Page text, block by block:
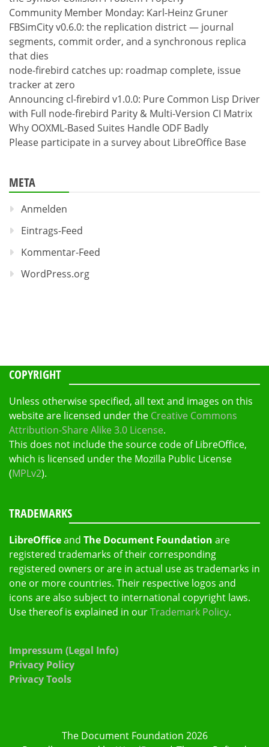
Community Member Monday: Karl-Heinz Gruner
FBSimCity v0.6.0: the replication district — journal
segments, commit order, and a synchronous replica
that dies
node-firebird catches up: roadmap complete, issue
tracker at zero
Announcing cl-firebird v1.0.0: Pure Common Lisp Driver
with Full node-firebird Parity & Multi-Version CI Matrix
Why OOXML-Based Suites Handle ODF Badly
Please participate in a survey about LibreOffice Base
META
Anmelden
Eintrags-Feed
Kommentar-Feed
WordPress.org
COPYRIGHT
Unless otherwise specified, all text and images on this
website are licensed under the Creative Commons
Attribution-Share Alike 3.0 License.
This does not include the source code of LibreOffice,
which is licensed under the Mozilla Public License
(MPLv2).
TRADEMARKS
LibreOfficeand The Document Foundation are
registered trademarks of their corresponding
registered owners or are in actual use as trademarks in
one or more countries. Their respective logos and
icons are also subject to international copyright laws.
Use thereof is explained in ourTrademark Policy.
Impressum (Legal Info)
Privacy Policy
Privacy Tools
The Document Foundation 2026